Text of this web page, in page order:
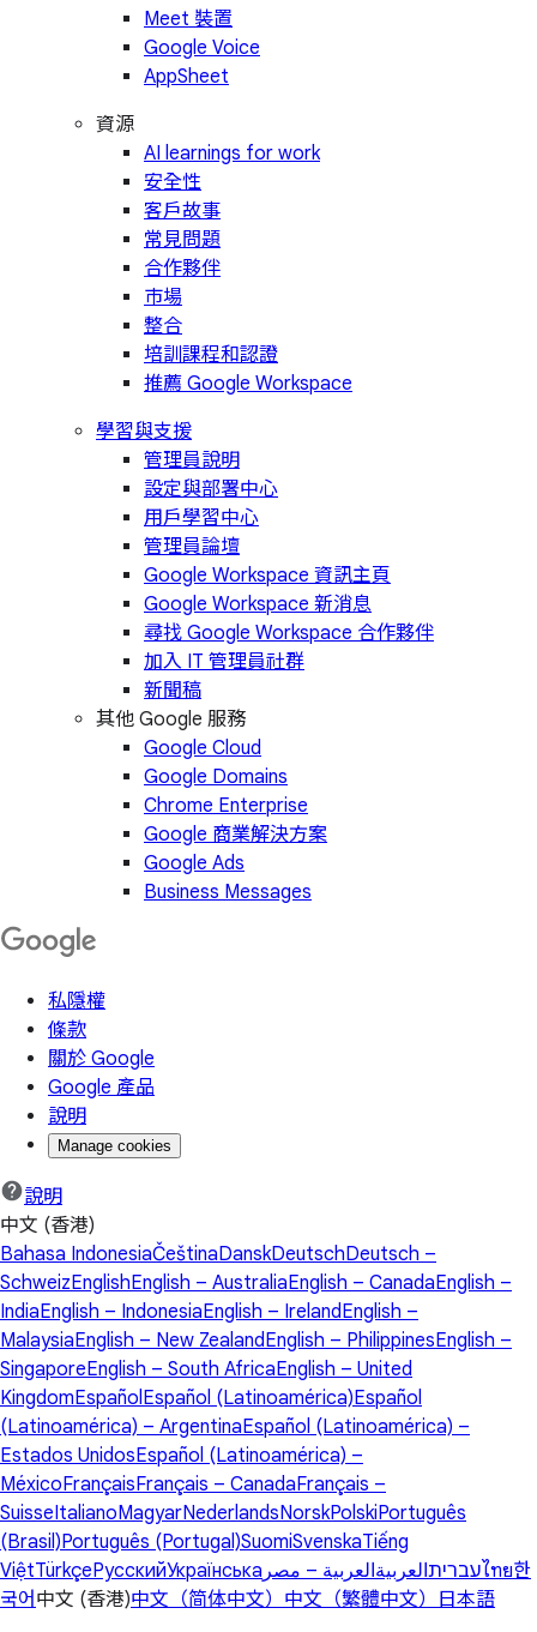
Meet 裝置
Google Voice
AppSheet
資源
AI learnings for work
安全性
客戶故事
常見問題
合作夥伴
市場
整合
培訓課程和認證
推薦 Google Workspace
學習與支援
管理員說明
設定與部署中心
用戶學習中心
管理員論壇
Google Workspace 資訊主頁
Google Workspace 新消息
尋找 Google Workspace 合作夥伴
加入 IT 管理員社群
新聞稿
其他 Google 服務
Google Cloud
Google Domains
Chrome Enterprise
Google 商業解決方案
Google Ads
Business Messages
私隱權
條款
關於 Google
Google 產品
說明
Manage cookies
說明
中文 (香港)
Bahasa IndonesiaČeštinaDanskDeutschDeutsch –
SchweizEnglishEnglish – AustraliaEnglish – CanadaEnglish –
IndiaEnglish – IndonesiaEnglish – IrelandEnglish –
MalaysiaEnglish – New ZealandEnglish – PhilippinesEnglish –
SingaporeEnglish – South AfricaEnglish – United
KingdomEspañol Español (Latinoamérica)Español
(Latinoamérica) – ArgentinaEspañol (Latinoamérica) –
Estados UnidosEspañol (Latinoamérica) –
MéxicoFrançaisFrançais – CanadaFrançais –
SuisseItalianoMagyarNederlandsNorskPolskiPortuguês
(Brasil)Português (Portugal)SuomiSvenskaTiếng
ViệtTürkçeРусскийУкраїнська עבריתالعربيةالعربية – مصر ไทย한
국어 中文 (香港)中文（简体中文） 中文（繁體中文） 日本語